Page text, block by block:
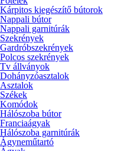
Kárpitos kiegészítő bútorok
Nappali bútor
Nappali garnitúrák
Szekrények
Gardróbszekrények
Polcos szekrények
Tv állványok
Dohányzóasztalok
Asztalok
Székek
Komódok
Hálószoba bútor
Franciaágyak
Hálószoba garnitúrák
Ágyneműtartó